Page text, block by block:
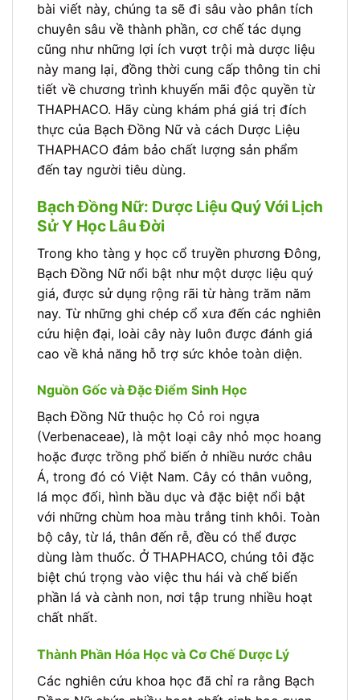
bài viết này, chúng ta sẽ đi sâu vào phân tích
chuyên sâu về thành phần, cơ chế tác dụng
cũng như những lợi ích vượt trội mà dược liệu
này mang lại, đồng thời cung cấp thông tin chi
tiết về chương trình khuyến mãi độc quyền từ
THAPHACO. Hãy cùng khám phá giá trị đích
thực của Bạch Đồng Nữ và cách Dược Liệu
THAPHACO đảm bảo chất lượng sản phẩm
đến tay người tiêu dùng.
Bạch Đồng Nữ: Dược Liệu Quý Với Lịch
Sử Y Học Lâu Đời
Trong kho tàng y học cổ truyền phương Đông,
Bạch Đồng Nữ nổi bật như một dược liệu quý
giá, được sử dụng rộng rãi từ hàng trăm năm
nay. Từ những ghi chép cổ xưa đến các nghiên
cứu hiện đại, loài cây này luôn được đánh giá
cao về khả năng hỗ trợ sức khỏe toàn diện.
Nguồn Gốc và Đặc Điểm Sinh Học
Bạch Đồng Nữ thuộc họ Cỏ roi ngựa
(Verbenaceae), là một loại cây nhỏ mọc hoang
hoặc được trồng phổ biến ở nhiều nước châu
Á, trong đó có Việt Nam. Cây có thân vuông,
lá mọc đối, hình bầu dục và đặc biệt nổi bật
với những chùm hoa màu trắng tinh khôi. Toàn
bộ cây, từ lá, thân đến rễ, đều có thể được
dùng làm thuốc. Ở THAPHACO, chúng tôi đặc
biệt chú trọng vào việc thu hái và chế biến
phần lá và cành non, nơi tập trung nhiều hoạt
chất nhất.
Thành Phần Hóa Học và Cơ Chế Dược Lý
Các nghiên cứu khoa học đã chỉ ra rằng Bạch